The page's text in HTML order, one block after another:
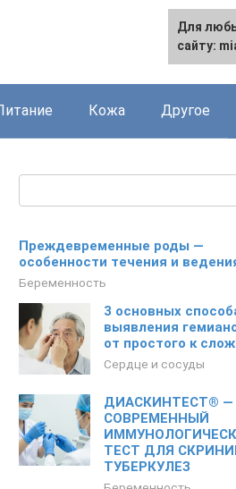
Кожа Другое
Преждевременные роды —
особенности течения и
Беременность
3 основных
выявления
от простого к
Сердце и сосуды
ДИАСКИНТЕСТ® —
СОВРЕМЕННЫЙ
ТЕСТ ДЛЯ
ТУБЕРКУЛЕЗ
Для
сайту: